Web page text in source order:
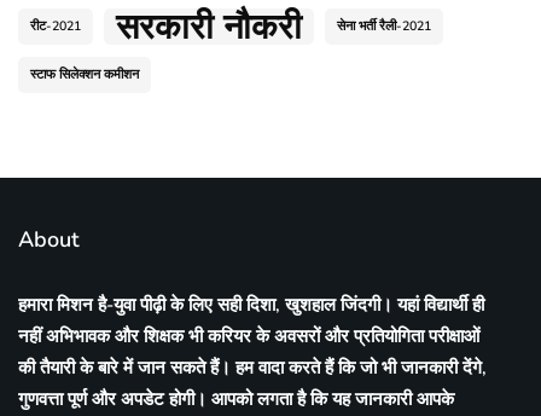
रीट-2021 सरकारी नौकरी सेना भर्ती रैली-2021
स्टाफ सिलेक्शन कमीशन
About
हमारा मिशन है-युवा पीढ़ी के लिए सही दिशा, खुशहाल जिंदगी। यहां विद्यार्थी ही
नहीं अभिभावक और शिक्षक भी करियर के अवसरों और प्रतियोगिता परीक्षाओं
की तैयारी के बारे में जान सकते हैं। हम वादा करते हैं कि जो भी जानकारी देंगे,
गुणवत्ता पूर्ण और अपडेट होगी। आपको लगता है कि यह जानकारी आपके